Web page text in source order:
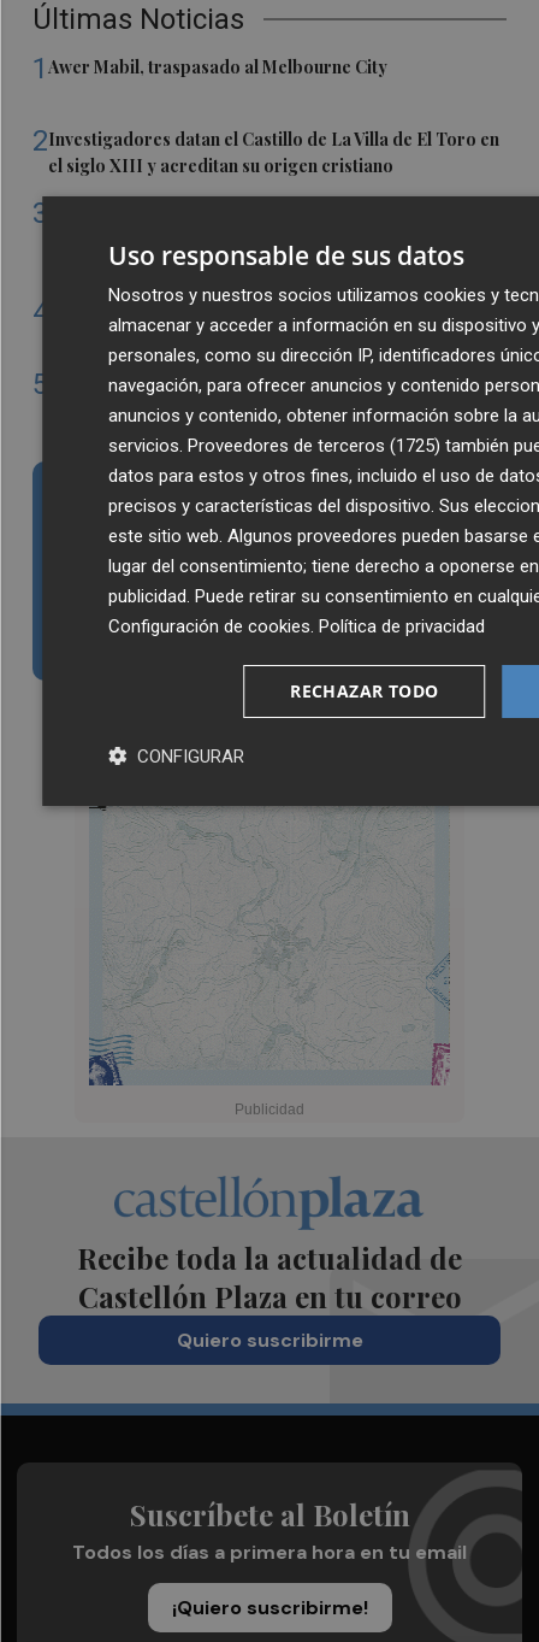
Últimas Noticias
1Awer Mabil, traspasado al Melbourne City
2Investigadores datan el Castillo de La Villa de El Toro en
el siglo XIII y acreditan su origen cristiano
3
ganan cuota
4
Vila-real inicia los trabajos para elaborar su primer Plan
Municipal de Igualdad de Oportunidades
5
Burriana decidirá en el Pleno si destina cerca de un
millón a la remodelación integral del Camí Fondo
Suscríbete al canal de
Whatsapp
Siempre al día de las últimas noticias
¡Quiero suscribirme!
Recibe toda la actualidad de
Castellón Plaza en tu correo
Quiero suscribirme
Suscríbete al Boletín
Todos los días a primera hora en tu email
¡Quiero suscribirme!
Uso responsable de sus datos
Nosotros y nuestros socios utilizamos cookies y
almacenar y acceder a información en su dispositivo
personales, como su dirección IP, identificadores
navegación, para ofrecer anuncios y contenido
anuncios y contenido, obtener información sobre la
servicios. Proveedores de terceros (1725) también
datos para estos y otros fines, incluido el uso de
precisos y características del dispositivo. Sus
este sitio web. Algunos proveedores pueden basarse
lugar del consentimiento; tiene derecho a oponerse
publicidad. Puede retirar su consentimiento en
Configuración de cookies. Política de privacidad
RECHAZAR TODO
CONFIGURAR